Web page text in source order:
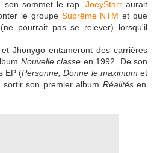
son sommet le rap. JoeyStarraurait
le groupe Suprême NTM et que
pourrait pas se relever) lorsqu'il
Jhonygo entameront des carrières
Nouvelle classe en 1992. De son
EP (Personne, Donne le maximumet
son premier album Réalitésen